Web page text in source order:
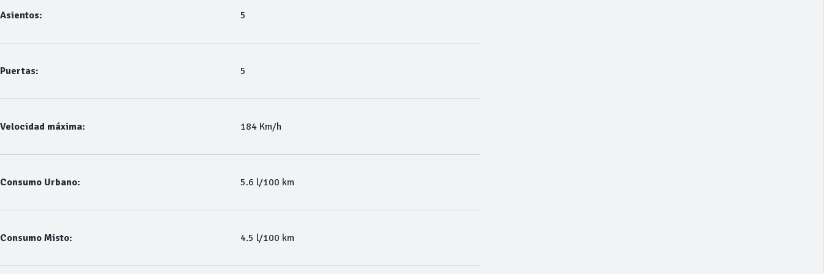
Asientos: 5
Puertas: 5
Velocidad máxima: 184 Km/h
Consumo Urbano: 5.6 l/100 km
Consumo Misto: 4.5 l/100 km